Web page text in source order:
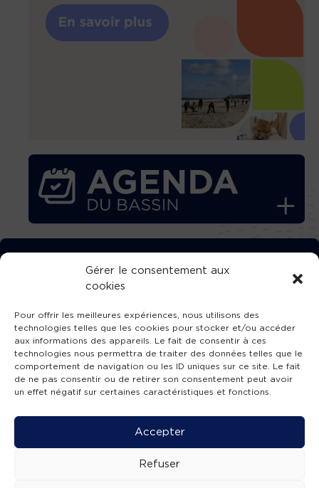
Gérer le consentement aux
cookies
Pour offrir les meilleures expériences, nous utilisons des
technologies telles que les cookies pour stocker et/ou accéder
aux informations des appareils. Le fait de consentir à ces
technologies nous permettra de traiter des données telles que le
comportement de navigation ou les ID uniques sur ce site. Le fait
de ne pas consentir ou de retirer son consentement peut avoir
un effet négatif sur certaines caractéristiques et fonctions.
Accepter
Refuser
TÉLÉCHARGEZ GRATUITEMENT
L’APPLICATION TVBA !
SUIVEZ-NOUS !
Mentions légales -Accessibilité